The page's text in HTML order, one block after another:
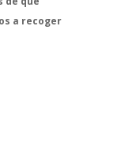
a recoger